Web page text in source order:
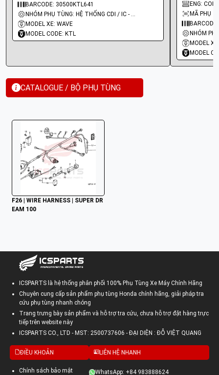
BARCODE: 30500KTL641
NHÓM PHỤ TÙNG: HỆ THỐNG CDI / IC - MOBIN SƯỜN
MODEL XE: WAVE
MODEL CODE: KTL
ENG: COIL
MÃ PHỤ
MODEL
MODEL
CATALOGUE / BỘ PHỤ TÙNG
F26 | WIRE HARNESS | SUPER DR
EAM 100
ICSPARTS là hệ thống phân phối 100% Phụ Tùng Xe Máy Chính Hãng
Chuyên cung cấp sản phẩm phụ tùng Honda chính hãng, giải pháp tra
cứu phụ tùng nhanh chóng
Trang trưng bày sản phẩm và hỗ trợ tra cứu, chưa hỗ trợ đặt hàng trực
tiếp trên website này
ICSPARTS CO., LTD - MST: 2500737606 - ĐẠI DIỆN : ĐỖ VIỆT QUANG
ĐIỀU KHOẢN
Chính sách bảo mật
LIÊN HỆ NHANH
WhatsApp: +84 983888624